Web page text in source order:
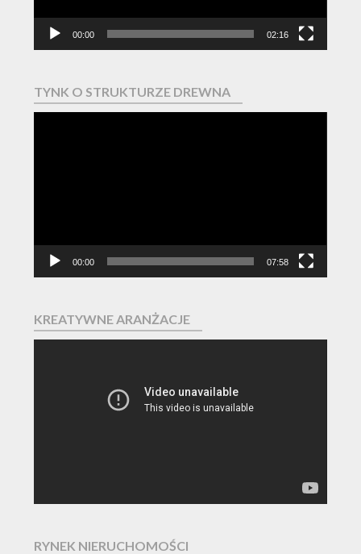
00:00 02:16
TYNK O STRUKTURZE DREWNA
00:00 07:58
KREATYWNE ARANŻACJE
RYNEK NIERUCHOMOŚCI